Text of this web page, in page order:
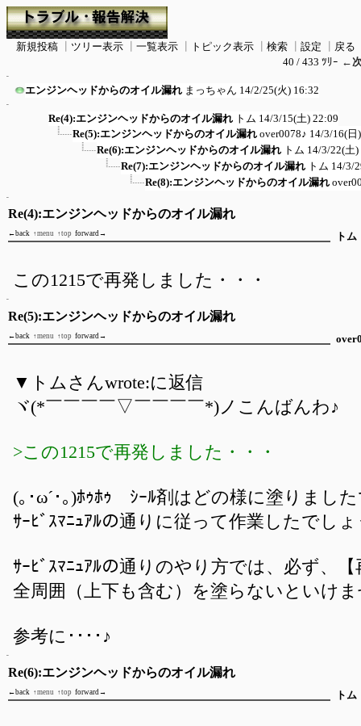
新規投稿 ツリー表示 一覧表示 トピック表示 検索 設定
戻る
40 / 433 ﾂﾘｰ ←
エンジンヘッドからのオイル漏れ まっちゃん 14/2/25(火) 16:32
Re(4):エンジンヘッドからのオイル漏れ トム 14/3/15(土) 22:09
Re(5):エンジンヘッドからのオイル漏れ over0078♪ 14/3/16(日
Re(6):エンジンヘッドからのオイル漏れ トム 14/3/22(土)
Re(7):エンジンヘッドからのオイル漏れ トム 14/3/
Re(8):エンジンヘッドからのオイル漏れ
Re(4):エンジンヘッドからのオイル漏れ
←back ↑menu ↑top forward→ トム
この1215で再発しました・・・
Re(5):エンジンヘッドからのオイル漏れ
←back ↑menu ↑top forward→
▼トムさんwrote:に返信
ヾ(*￣￣￣￣▽￣￣￣￣*)ノこんばんわ♪
>この1215で再発しました・・・
(｡･ω´･｡)ﾎｩﾎｩ ｼｰﾙ剤はどの様に塗りまし
ｻｰﾋﾞｽﾏﾆｭｱﾙの通りに従って作業したでし
ｻｰﾋﾞｽﾏﾆｭｱﾙの通りのやり方では、必ず、
全周囲（上下も含む）を塗らないといけ
参考に････♪
Re(6):エンジンヘッドからのオイル漏れ
←back ↑menu ↑top forward→ トム